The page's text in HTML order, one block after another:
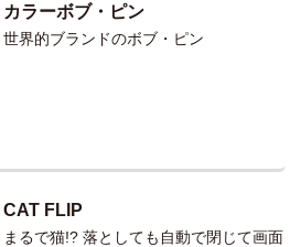
カラーボブ・ピン
世界的ブランドのボブ・ピン
CAT FLIP
まるで猫!? 落としても自動で閉じて画面